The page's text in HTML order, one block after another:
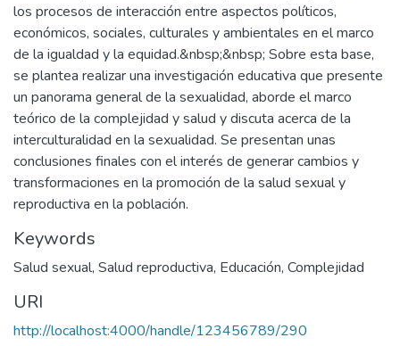
los procesos de interacción entre aspectos políticos,
económicos, sociales, culturales y ambientales en el marco
de la igualdad y la equidad.&nbsp;&nbsp; Sobre esta base,
se plantea realizar una investigación educativa que presente
un panorama general de la sexualidad, aborde el marco
teórico de la complejidad y salud y discuta acerca de la
interculturalidad en la sexualidad. Se presentan unas
conclusiones finales con el interés de generar cambios y
transformaciones en la promoción de la salud sexual y
reproductiva en la población.
Keywords
Salud sexual, Salud reproductiva, Educación, Complejidad
URI
http://localhost:4000/handle/123456789/290